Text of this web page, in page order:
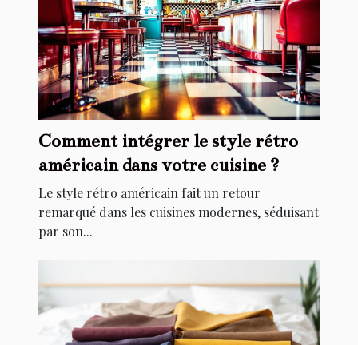
Comment intégrer le style rétro
américain dans votre cuisine ?
Le style rétro américain fait un retour
remarqué dans les cuisines modernes, séduisant
par son...